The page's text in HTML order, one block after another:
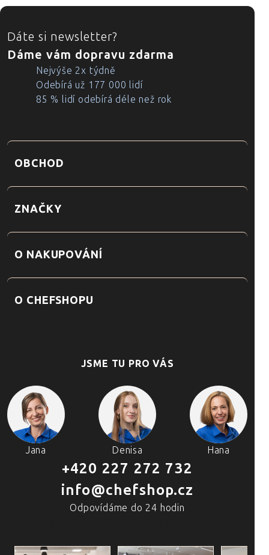
ZÁPATÍ
Dáte si newsletter?
Dáme vám dopravu zdarma
Nejvýše 2x týdně
Odebírá už 177 000 lidí
85 % lidí odebírá déle než rok
OBCHOD
ZNAČKY
O NAKUPOVÁNÍ
O CHEFSHOPU
JSME TU PRO VÁS
Jana Denisa Hana
+420 227 272 732
info@chefshop.cz
Odpovídáme do 24 hodin